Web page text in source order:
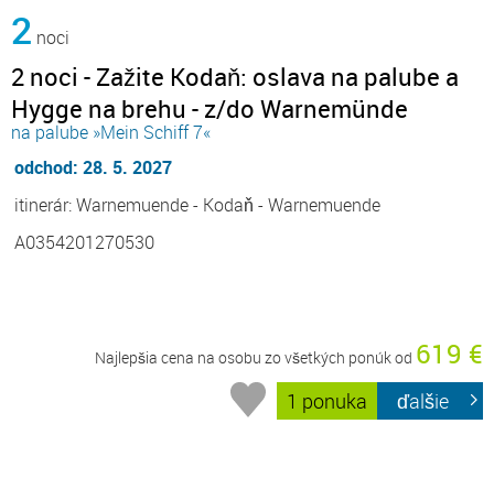
2 noci
2 noci - Zažite Kodaň: oslava na palube a
Hygge na brehu - z/do Warnemünde
na palube »Mein Schiff 7«
odchod: 28. 5. 2027
itinerár: Warnemuende - Kodaň - Warnemuende
A0354201270530
Najlepšia cena na osobu zo všetkých ponúk od 619 €
1 ponuka ďalšie